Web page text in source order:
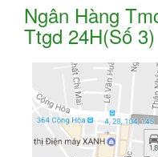
Ngân Hàng
Ttgd 24H(Số 3)